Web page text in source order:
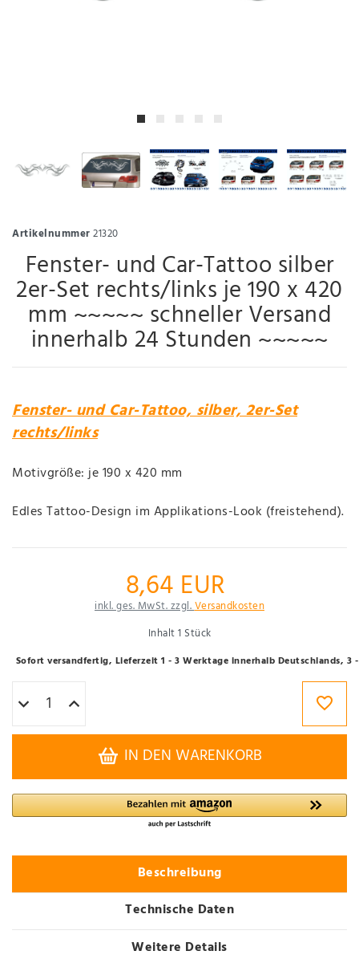
Artikelnummer21320
Fenster- und Car-Tattoo silber
2er-Set rechts/links je 190 x 420
mm ~~~~~ schneller Versand
innerhalb 24 Stunden ~~~~~
Fenster- und Car-Tattoo, silber, 2er-Set
rechts/links
Motivgröße: je 190 x 420 mm
Edles Tattoo-Design im Applikations-Look (freistehend).
8,64 EUR
inkl. ges. MwSt. zzgl.Versandkosten
Inhalt1 Stück
Sofort versandfertig, Lieferzeit 1 - 3 Werktage innerhalb Deutschlands, 3
IN DEN WARENKORB
Beschreibung
Technische Daten
Weitere Details